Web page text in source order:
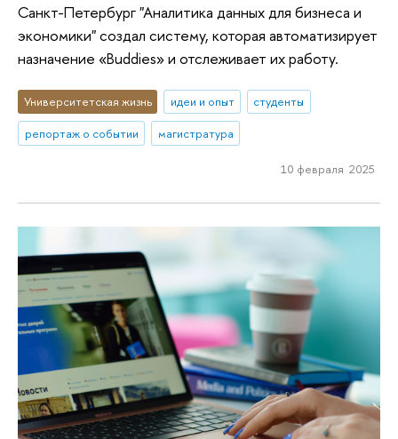
Санкт-Петербург "Аналитика данных для бизнеса и
экономики" создал систему, которая автоматизирует
назначение «Buddies» и отслеживает их работу.
Университетская жизнь идеи и опыт
студенты
репортаж о событии
магистратура
10 февраля 2025